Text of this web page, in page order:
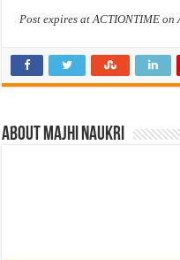
Post expires at ACTIONTIME on
About Majhi Naukri